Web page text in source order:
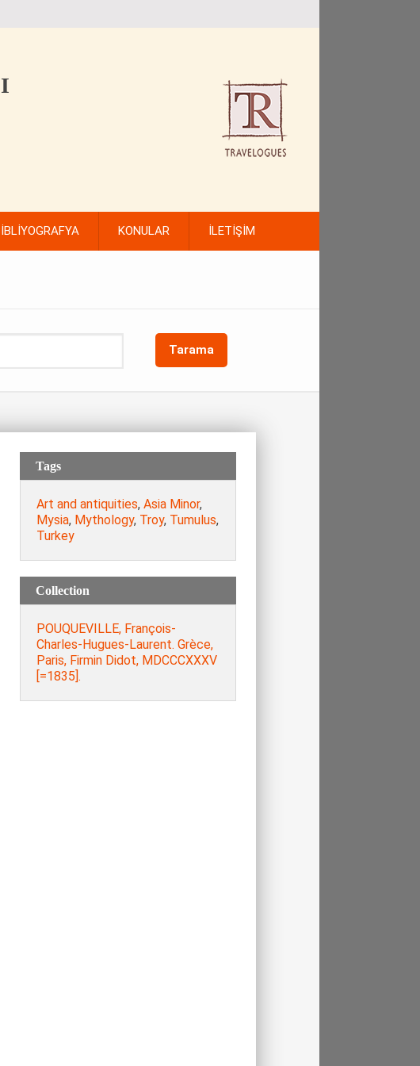
KONULAR İLETİŞİM
Tarama
Tags
Art and antiquities, Asia Minor,
Mysia, Mythology, Troy, Tumulus,
Turkey
Collection
POUQUEVILLE, François-
Charles-Hugues-Laurent. Grèce,
Paris, Firmin Didot, MDCCCXXXV
[=1835].